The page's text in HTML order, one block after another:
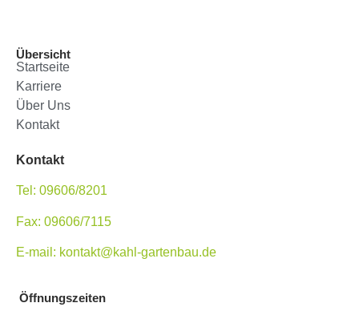
Übersicht
Startseite
Karriere
Über Uns
Kontakt
Kontakt
Tel: 09606/8201
Fax: 09606/7115
E-mail: kontakt@kahl-gartenbau.de
Öffnungszeiten